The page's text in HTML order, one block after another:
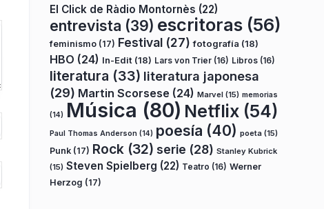
El Click de Ràdio Montornès (22)
entrevista (39) escritoras (56)
feminismo (17) Festival (27) fotografía (18)
HBO (24) In-Edit (18) Lars von Trier (16) Libros (16)
literatura (33) literatura japonesa
(29) Martin Scorsese (24) Marvel (15) memorias
(14) Música (80) Netflix (54)
Paul Thomas Anderson (14) poesía (40) poeta (15)
Punk (17) Rock (32) serie (28) Stanley Kubrick
(15) Steven Spielberg (22) Teatro (16) Werner
Herzog (17)